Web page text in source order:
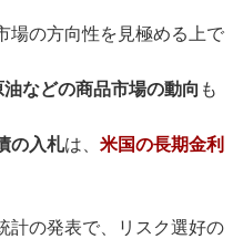
場の方向性を見極める上で
などの商品市場の動向 も
の入札は、 米国の長期金利
計の発表で、リスク選好の